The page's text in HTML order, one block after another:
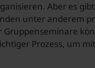
Aber es
unter anderem
Gruppenseminare
Prozess, um